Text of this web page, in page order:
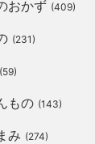
おかず (409)
(231)
(59)
もの (143)
み (274)